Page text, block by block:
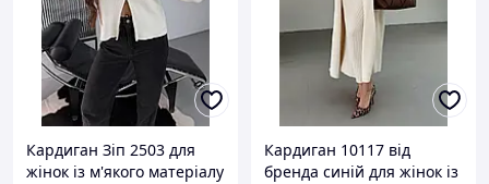
Кардиган Зіп 2503 для
жінок із м'якого матеріалу
Кардиган 10117 від
бренда синій для жінок із